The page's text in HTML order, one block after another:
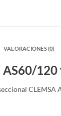
VALORACIONES (0)
CLEMSA